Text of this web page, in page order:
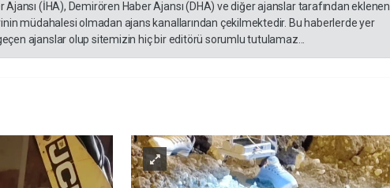
Ajansı (İHA), Demirören Haber Ajansı (DHA) ve diğer ajanslar tarafından eklenen
müdahalesi olmadan ajans kanallarından çekilmektedir. Bu haberlerde yer
ajanslar olup sitemizin hiç bir editörü sorumlu tutulamaz...